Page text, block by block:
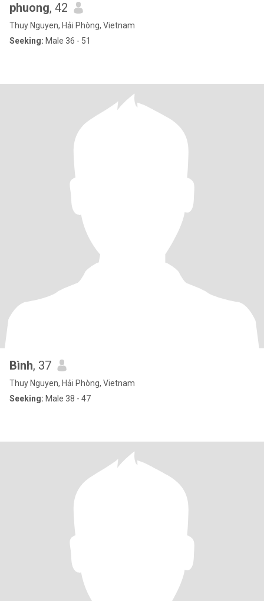
phuong, 42
Thuy Nguyen, Hải Phòng, Vietnam
Seeking: Male 36 - 51
Bình, 37
Thuy Nguyen, Hải Phòng, Vietnam
Seeking: Male 38 - 47